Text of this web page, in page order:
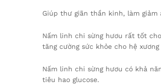
Giúp thư giãn thần kinh, làm
Nấm linh chi sừng hươu rất tốt
tăng cường sức khỏe cho hệ xương
Nấm linh chi sừng hươu có khả
tiêu hao glucose.